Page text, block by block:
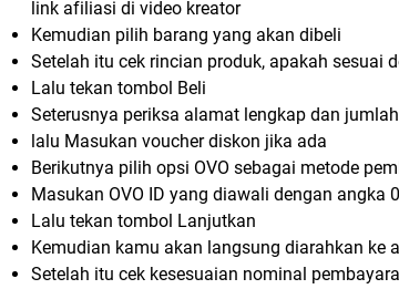
link afiliasi di video kreator
Kemudian pilih barang yang akan dibeli
Setelah itu cek rincian produk, apakah sesuai
Lalu tekan tombol Beli
Seterusnya periksa alamat lengkap dan
lalu Masukan voucher diskon jika ada
Berikutnya pilih opsi OVO sebagai metode
Masukan OVO ID yang diawali dengan angka
Lalu tekan tombol Lanjutkan
Kemudian kamu akan langsung diarahkan ke
Setelah itu cek kesesuaian nominal